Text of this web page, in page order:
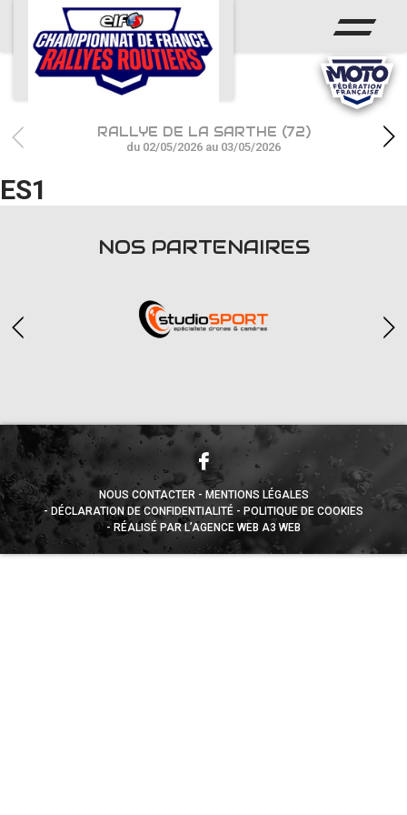
ACCUEIL
ACTUS
CALENDRIER
CHAMPIONNAT
RÉSULTATS
RALLYE DE LA SARTHE (72)
du 02/05/2026 au 03/05/2026
ES1
NOS PARTENAIRES
NOUS CONTACTER
MENTIONS LÉGALES
DÉCLARATION DE CONFIDENTIALITÉ
POLITIQUE DE COOKIES
RÉALISÉ PAR L’AGENCE WEB A3 WEB